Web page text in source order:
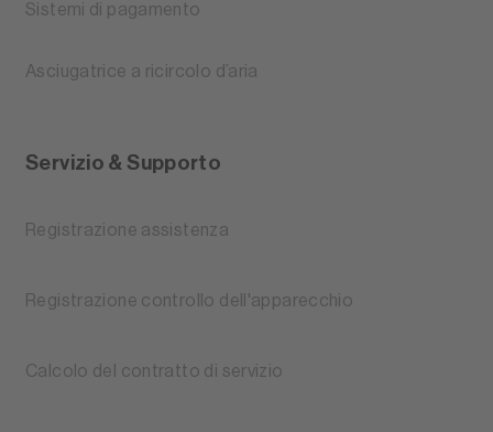
Sistemi di pagamento
Asciugatrice a ricircolo d’aria
Servizio & Supporto
Registrazione assistenza
Registrazione controllo dell'apparecchio
Calcolo del contratto di servizio